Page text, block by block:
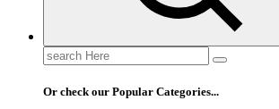
Search
for:
Or check our Popular Categories...